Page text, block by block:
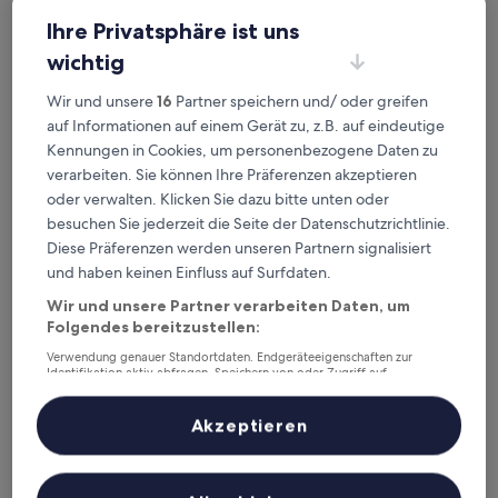
hotel 99 prestige
hotel 99 prestige
2.0-
Sterne-
Unterkunft
1,4 km von Station Junggye entfernt
8.4
von
Sehr
gut,
(14
Bewertungen)
8,4/10 Sehr gut (14 Bewertungen)
Der
beträgt
67 €
67 €
inkl. Steuern & Gebühren
17. Aug.–18. Aug.
Anook Hotel Nowon Sanggye
Ihre Privatsphäre ist uns
wichtig
Wir und unsere16 Partner speichern und/ oder greifen
auf Informationen auf einem Gerät zu, z.B. auf eindeutige
Kennungen in Cookies, um personenbezogene Daten zu
verarbeiten. Sie können Ihre Präferenzen akzeptieren
oder verwalten. Klicken Sie dazu bitte unten oder
besuchen Sie jederzeit die Seite der Datenschutzrichtlinie.
Diese Präferenzen werden unseren Partnern signalisiert
und haben keinen Einfluss auf Surfdaten.
Wir und unsere Partner verarbeiten Daten, um
Folgendes bereitzustellen:
Verwendung genauer Standortdaten. Endgeräteeigenschaften zur
Identifikation aktiv abfragen. Speichern von oder Zugriff auf
Inhalte, Messung von Werbeleistung und der Performance von Inhalten,
Zielgruppenforschung sowie Entwicklung und Verbesserung von
Liste der Partner (Lieferanten)
Akzeptieren